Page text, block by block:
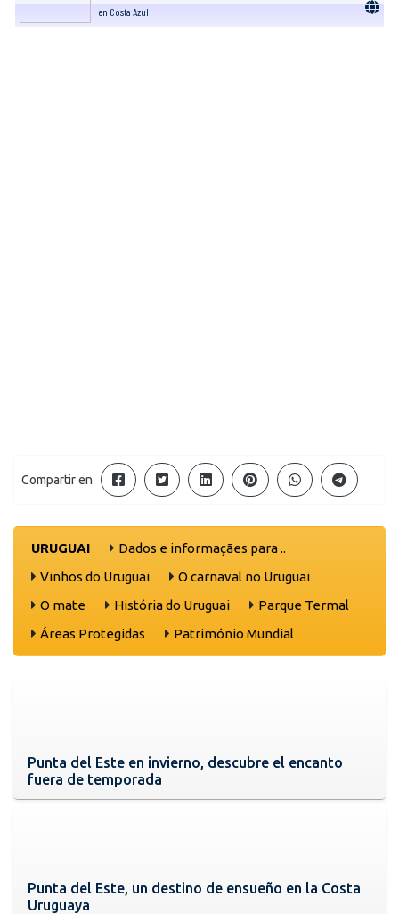
en Costa Azul
Compartir en
URUGUAI
Dados e informaçães para ..
Vinhos do Uruguai
O carnaval no Uruguai
O mate
História do Uruguai
Parque Termal
Áreas Protegidas
Património Mundial
Punta del Este en invierno, descubre el encanto
fuera de temporada
Punta del Este, un destino de ensueño en la Costa
Uruguaya